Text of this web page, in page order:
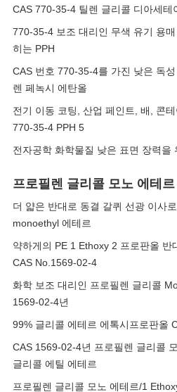
CAS 770-35-4 틸렌 글리콜 디아세테
770-35-4 보조 대리인 무색 유기 용
히는 PPH
CAS 번호 770-35-4를 가진 낮은 독
렌 페녹시 에탄올
전기 이동 코팅, 산업 페인트, 배, 콘
770-35-4 PPH 5
전자공학 화학물질 낮은 표면 장력을
프로필렌 글리콜 모노 에테르
더 얇은 반대로 동결 갈퀴 선광 이사
monoethyl 에테르
약하게의 PE 1 Ethoxy 2 프로판올 반
CAS No.1569-02-4
화학 보조 대리인 프로필렌 글리콜
1569-02-4년
99% 글리콜 에테르 에톡시프로판올
CAS 1569-02-4년 프로필렌 글리콜
글리콜 에틸 에테르
프로필렌 글리콜 모노 에테르/1